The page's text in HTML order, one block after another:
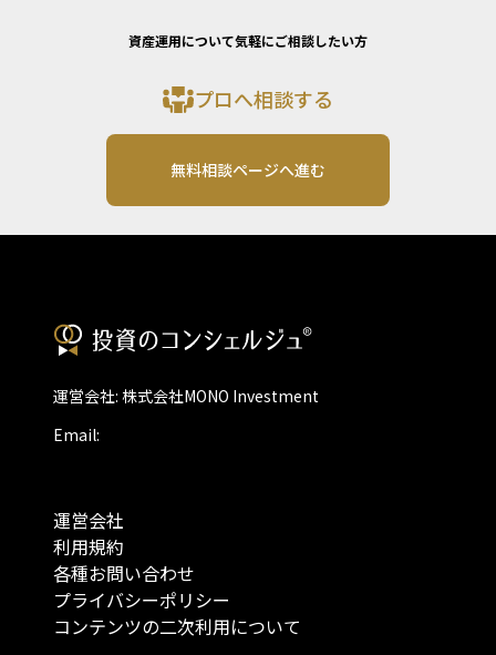
資産運用について気軽にご相談したい方
プロへ相談する
無料相談ページへ進む
運営会社: 株式会社MONO Investment
Email:
運営会社
利用規約
各種お問い合わせ
プライバシーポリシー
コンテンツの二次利用について